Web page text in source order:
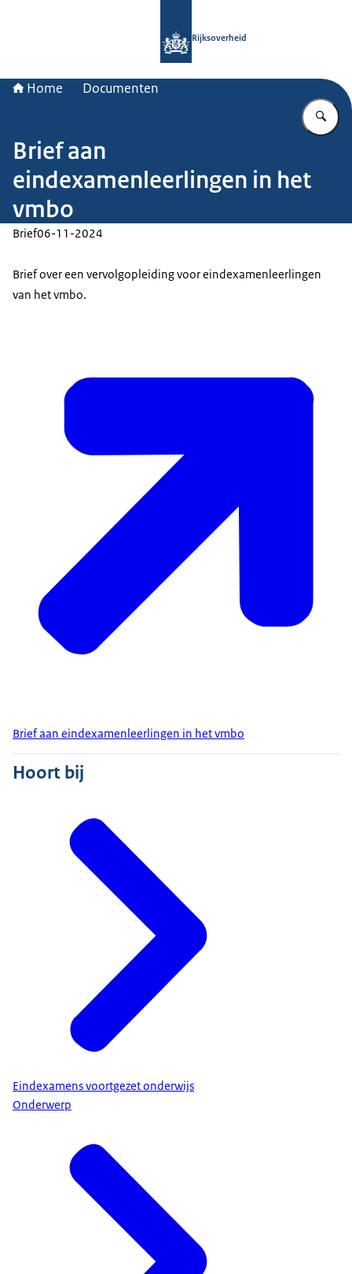
Rijksoverheid
Home Documenten
Brief aan
eindexamenleerlingen in het
vmbo
Brief06-11-2024
Brief over een vervolgopleiding voor eindexamenleerlingen
van het vmbo.
Brief aan eindexamenleerlingen in het vmbo
Hoort bij
Eindexamens voortgezet onderwijs
Onderwerp